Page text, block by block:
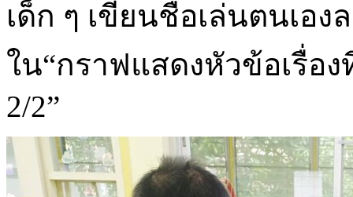
เด็ก ๆ เขียนชื่อเล่นตนเอง
ใน“กราฟแสดงหัวข้อเรื่อ
2/2”